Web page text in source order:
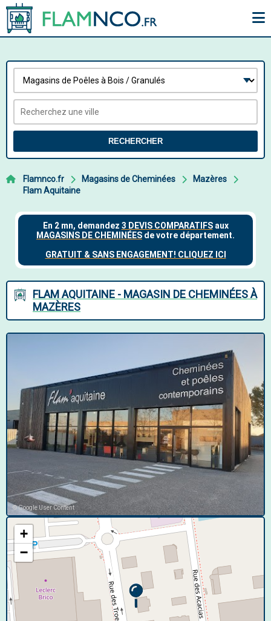
RECHERCHER
Flamnco.fr Magasins de Cheminées
Mazères
Flam Aquitaine
FLAM AQUITAINE - MAGASIN DE CHEMINÉES À
MAZÈRES
© Google User Content
+
−